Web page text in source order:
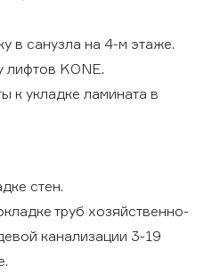
в санузла на 4-м этаже.
лифтов KONE.
к укладке ламината в
стен.
труб хозяйственно-
канализации 3-19